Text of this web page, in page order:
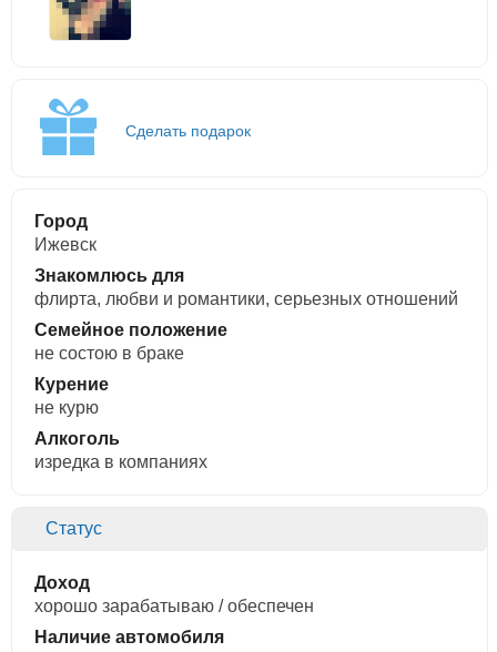
Сделать подарок
Город
Ижевск
Знакомлюсь для
флирта, любви и романтики, cерьезных отношений
Семейное положение
не состою в браке
Курение
не курю
Алкоголь
изредка в компаниях
Статус
Доход
хорошо зарабатываю / обеспечен
Наличие автомобиля